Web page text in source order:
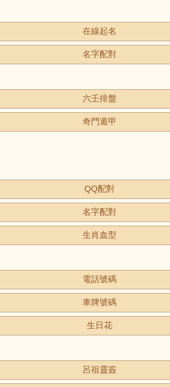
在線起名
名字配對
六壬排盤
奇門遁甲
QQ配對
名字配對
生肖血型
電話號碼
車牌號碼
生日花
呂祖靈簽